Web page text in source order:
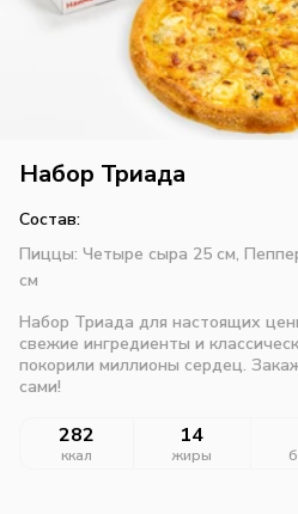
Набор Триада
Состав:
Пиццы: Четыре сыра 25 см,
см
Набор Триада для настоящих
свежие ингредиенты и
покорили миллионы сердец.
сами!
282
ккал
14
жиры